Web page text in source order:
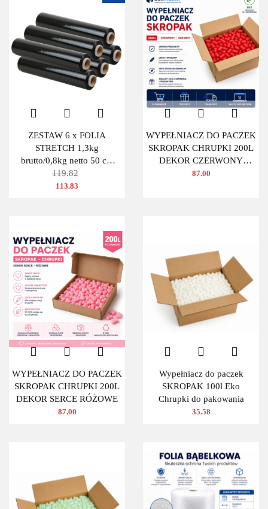
ZESTAW 6 x FOLIA
STRETCH 1,3kg
brutto/0,8kg netto 50 cm
CZARNA
119.82
113.83
WYPEŁNIACZ DO PACZEK
SKROPAK CHRUPKI 200L
DEKOR CZERWONY
OWAL
87.00
WYPEŁNIACZ DO PACZEK
SKROPAK CHRUPKI 200L
DEKOR SERCE RÓŻOWE
87.00
Wypełniacz do paczek
SKROPAK 100l Eko
Chrupki do pakowania
35.58